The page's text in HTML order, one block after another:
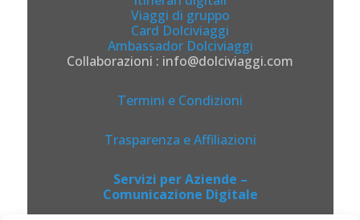
Viaggi di gruppo
Card Dolciviaggi
Ambassador Dolciviaggi
Collaborazioni : info@dolciviaggi.com
Termini e Condizioni
Trasparenza e Affiliazioni
Servizi per Aziende –
Comunicazione Digitale